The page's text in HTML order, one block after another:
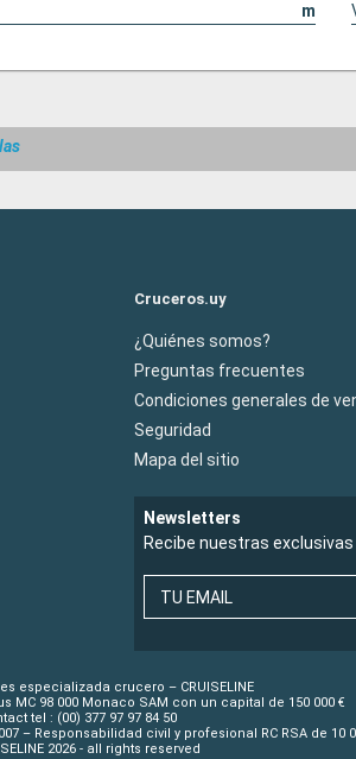
m
Cruceros.uy
¿Quiénes somos?
Preguntas frecuentes
Condiciones generales de
Seguridad
Mapa del sitio
Newsletters
Recibe nuestras
TU EMAIL
especializada crucero – CRUISELINE
MC 98 000 Monaco SAM con un capital de 150 000 €
tel : (00) 377 97 97 84 50
– Responsabilidad civil y profesional RC RSA de 10
2026 - all rights reserved